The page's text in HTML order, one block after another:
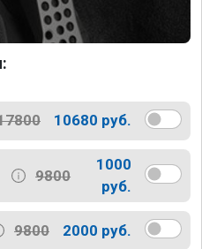
10680 руб.
9800
1000
руб.
9800 2000 руб.